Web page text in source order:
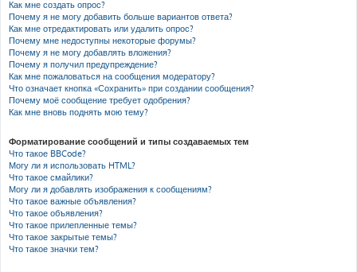
Как мне создать опрос?
Почему я не могу добавить больше вариантов ответа?
Как мне отредактировать или удалить опрос?
Почему мне недоступны некоторые форумы?
Почему я не могу добавлять вложения?
Почему я получил предупреждение?
Как мне пожаловаться на сообщения модератору?
Что означает кнопка «Сохранить» при создании сообщения?
Почему моё сообщение требует одобрения?
Как мне вновь поднять мою тему?
Форматирование сообщений и типы создаваемых тем
Что такое BBCode?
Могу ли я использовать HTML?
Что такое смайлики?
Могу ли я добавлять изображения к сообщениям?
Что такое важные объявления?
Что такое объявления?
Что такое прилепленные темы?
Что такое закрытые темы?
Что такое значки тем?